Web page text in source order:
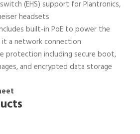
(EHS) support for Plantronics,
headsets
built-in PoE to power the
it a network connection
protection including secure boot,
and encrypted data storage